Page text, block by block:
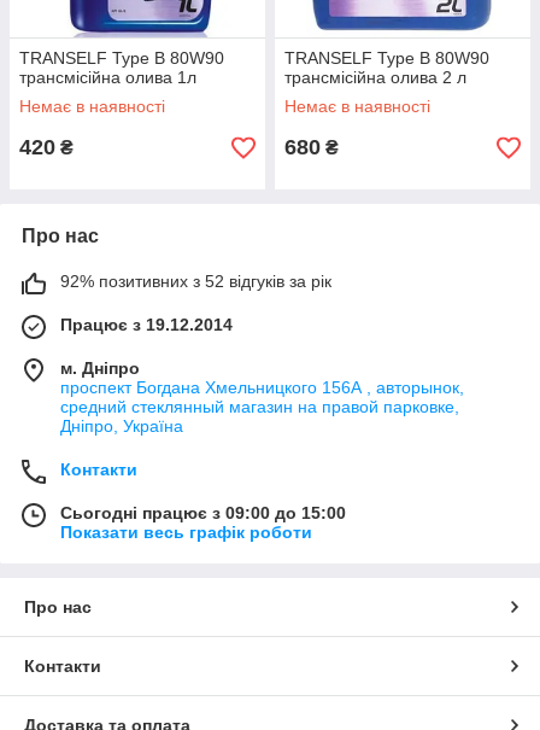
TRANSELF Type B 80W90
трансмісійна олива 1л
Немає в наявності
420 ₴
TRANSELF Type B 80W90
трансмісійна олива 2 л
Немає в наявності
680 ₴
Про нас
92% позитивних з 52 відгуків за рік
Працює з 19.12.2014
м. Дніпро
проспект Богдана Хмельницкого 156А , авторынок,
средний стеклянный магазин на правой парковке,
Дніпро, Україна
Контакти
Сьогодні працює з 09:00 до 15:00
Показати весь графік роботи
Про нас
Контакти
Доставка та оплата